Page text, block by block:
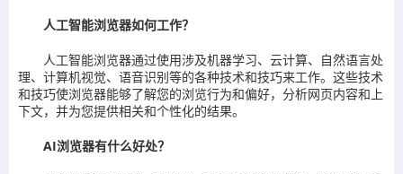
人工智能浏览器如何工作？
人工智能浏览器通过使用涉及机器学习、云计算、自然语言处
理、计算机视觉、语音识别等的各种技术和技巧来工作。这些技术
和技巧使浏览器能够了解您的浏览行为和偏好，分析网页内容和上
下文，并为您提供相关和个性化的结果。
AI浏览器有什么好处？